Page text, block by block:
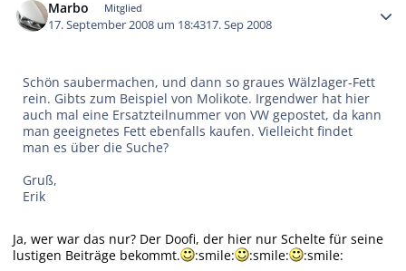
Marbo Mitglied
17. September 2008 um 18:4317. Sep 2008
Schön saubermachen, und dann so graues Wälzlager-Fett
rein. Gibts zum Beispiel von Molikote. Irgendwer hat hier
auch mal eine Ersatzteilnummer von VW gepostet, da kann
man geeignetes Fett ebenfalls kaufen. Vielleicht findet
man es über die Suche?
Gruß,
Erik
Ja, wer war das nur? Der Doofi, der hier nur Schelte für seine
lustigen Beiträge bekommt.
:smile: :smile:
:smile: